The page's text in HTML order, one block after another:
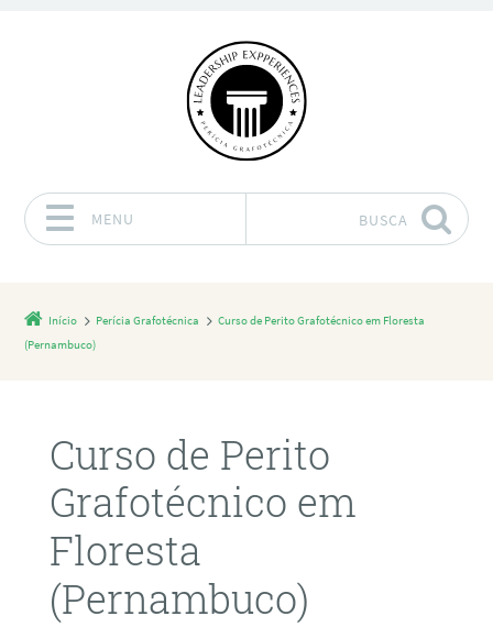
MENU BUSCA
Início Perícia Grafotécnica
Curso de Perito Grafotécnico em Floresta
(Pernambuco)
Curso de Perito
Grafotécnico em
Floresta
(Pernambuco)